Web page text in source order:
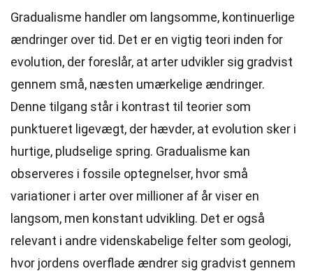
Gradualisme handler om langsomme, kontinuerlige
ændringer over tid. Det er en vigtig teori inden for
evolution, der foreslår, at arter udvikler sig gradvist
gennem små, næsten umærkelige ændringer.
Denne tilgang står i kontrast til teorier som
punktueret ligevægt, der hævder, at evolution sker i
hurtige, pludselige spring. Gradualisme kan
observeres i fossile optegnelser, hvor små
variationer i arter over millioner af år viser en
langsom, men konstant udvikling. Det er også
relevant i andre videnskabelige felter som geologi,
hvor jordens overflade ændrer sig gradvist gennem